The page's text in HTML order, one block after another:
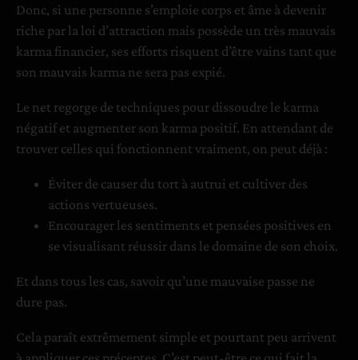
Donc, si une personne s’emploie corps et âme à devenir
riche par la loi d’attraction mais possède un très mauvais
karma financier, ses efforts risquent d’être vains tant que
son mauvais karma ne sera pas expié.
Le net regorge de techniques pour dissoudre le karma
négatif et augmenter son karma positif. En attendant de
trouver celles qui fonctionnent vraiment, on peut déjà :
Éviter de causer du tort à autrui et cultiver des
actions vertueuses.
Encourager les sentiments et pensées positives en
se visualisant réussir dans le domaine de son choix.
Et dans tous les cas, savoir qu’une mauvaise passe ne
dure pas.
Cela paraît extrêmement simple et pourtant peu arrivent